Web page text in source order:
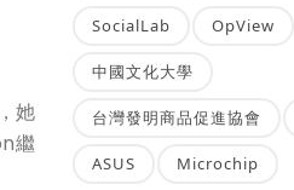
她
繼
SocialLab OpView
中國文化大學
台灣發明商品促進協會
ASUS Microchip